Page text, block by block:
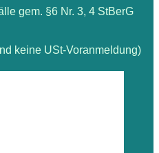
gem. §6 Nr. 3, 4 StBerG
keine USt-Voranmeldung)